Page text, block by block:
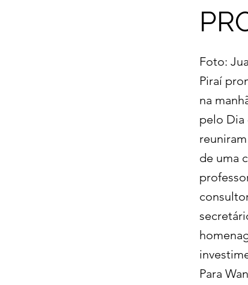
Foto:
Piraí
na
pelo Dia
de uma
Para